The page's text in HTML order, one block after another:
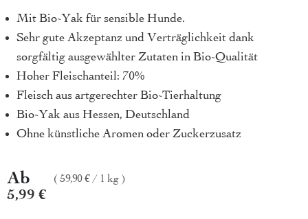
Mit Bio-Yak für sensible Hunde.
Sehr gute Akzeptanz und Verträglichkeit dank
sorgfältig ausgewählter Zutaten in Bio-Qualität
Hoher Fleischanteil: 70%
Fleisch aus artgerechter Bio-Tierhaltung
Bio-Yak aus Hessen, Deutschland
Ohne künstliche Aromen oder Zuckerzusatz
Ab
5,99 €
59,90 € / 1 kg